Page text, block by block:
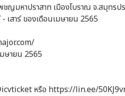
ญมหาปราสาท เมืองโบราณ จ.สมุทรป
เสาร์ ของเดือนเมษายน 2565
ษายน 2565
หรือ https://lin.ee/